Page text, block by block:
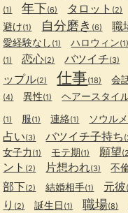
(1) 年下(6) タロット (2)
避け(1) 自分磨き (6) 職
愛経験なし (1) ハロウィン(1)
(1) 恋心(2) バツイチ(3)
ップル(2) 仕事(18) 会
(4) 異性(1) ヘアースタイ
(1) 服(1) 連絡(1) ソウル
占い(3) バツイチ子持ち
女子力 (1) モテ期(1) 願望
ント (2) 片想われ(3) 不
部下(2) 結婚相手(1) 元彼
り (2) 誕生日 (1) 職場(8)